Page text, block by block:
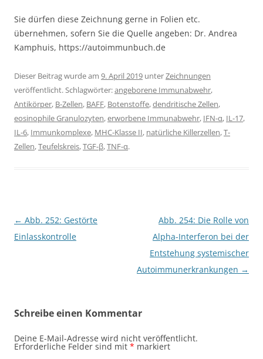
Sie dürfen diese Zeichnung gerne in Folien etc.
übernehmen, sofern Sie die Quelle angeben: Dr. Andrea
Kamphuis, https://autoimmunbuch.de
Dieser Beitrag wurde am 9. April 2019 unterZeichnungen
veröffentlicht. Schlagwörter:angeborene Immunabwehr,
Antikörper, B-Zellen, BAFF, Botenstoffe,dendritische Zellen,
eosinophile Granulozyten,erworbene Immunabwehr, IFN-α, IL-17,
IL-6, Immunkomplexe, MHC-Klasse II, natürliche Killerzellen,T-
Zellen,Teufelskreis,TGF-β,TNF-α.
Beitragsnavigation
← Abb. 252: Gestörte
Einlasskontrolle
Abb. 254: Die Rolle von
Alpha-Interferon bei der
Entstehung systemischer
Autoimmunerkrankungen →
Schreibe einen Kommentar
Deine E-Mail-Adresse wird nicht veröffentlicht.
Erforderliche Felder sind mit * markiert